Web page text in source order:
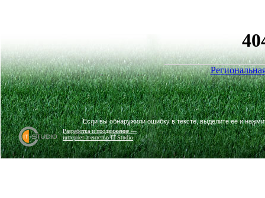
Разработка и продвижение —
интернет-агентство IT-Studio
Если вы обнаружили ошибку в тексте, выделите её и